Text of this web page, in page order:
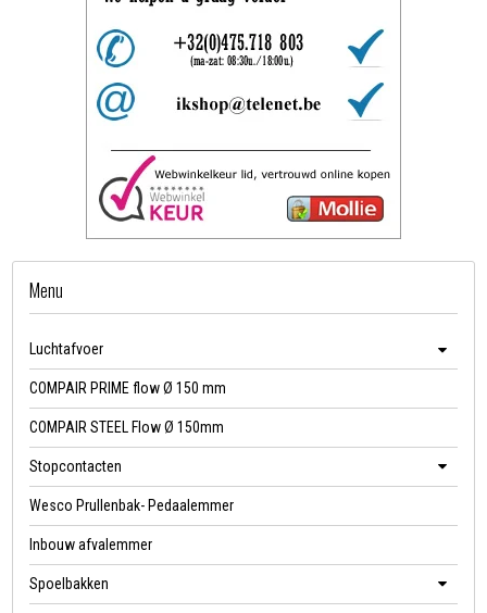
Menu
Luchtafvoer
COMPAIR PRIME flow Ø 150 mm
COMPAIR STEEL Flow Ø 150mm
Stopcontacten
Wesco Prullenbak- Pedaalemmer
Inbouw afvalemmer
Spoelbakken